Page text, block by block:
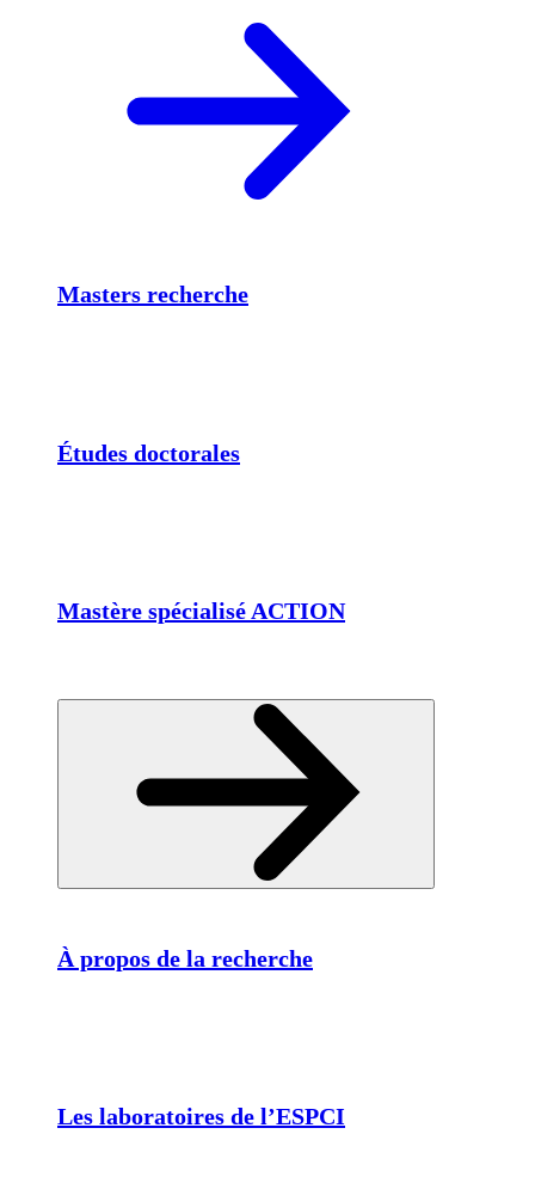
Masters recherche
Études doctorales
Mastère spécialisé ACTION
À propos de la recherche
Les laboratoires de l’ESPCI